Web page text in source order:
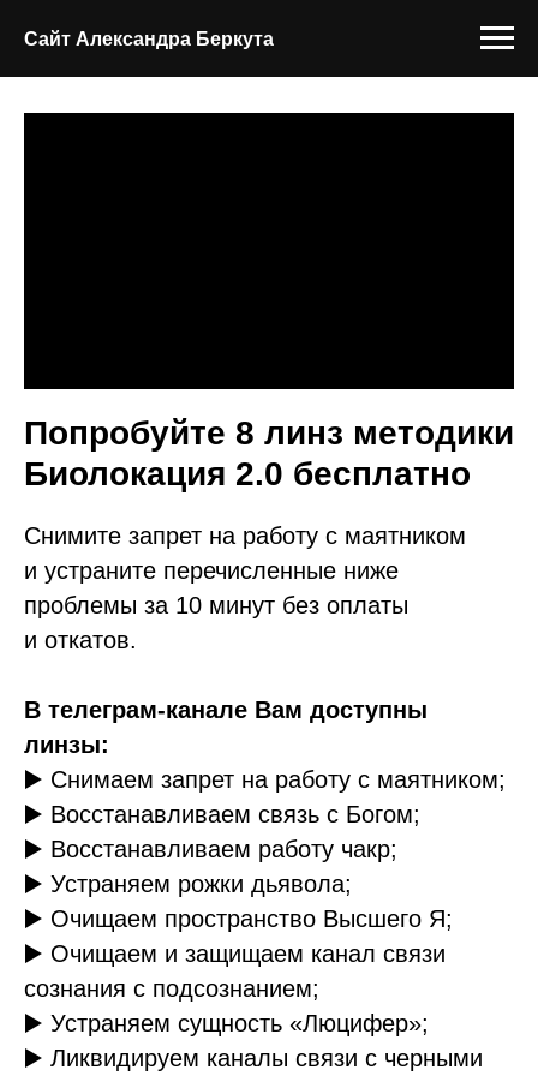
Сайт Александра Беркута
Попробуйте 8 линз методики
Биолокация 2.0 бесплатно
Снимите запрет на работу с маятником
и устраните перечисленные ниже
проблемы за 10 минут без оплаты
и откатов.
В телеграм-канале Вам доступны
линзы:
▶️ Снимаем запрет на работу с маятником;
▶️ Восстанавливаем связь с Богом;
▶️ Восстанавливаем работу чакр;
▶️ Устраняем рожки дьявола;
▶️ Очищаем пространство Высшего Я;
▶️ Очищаем и защищаем канал связи
сознания с подсознанием;
▶️ Устраняем сущность «Люцифер»;
▶️ Ликвидируем каналы связи с черными